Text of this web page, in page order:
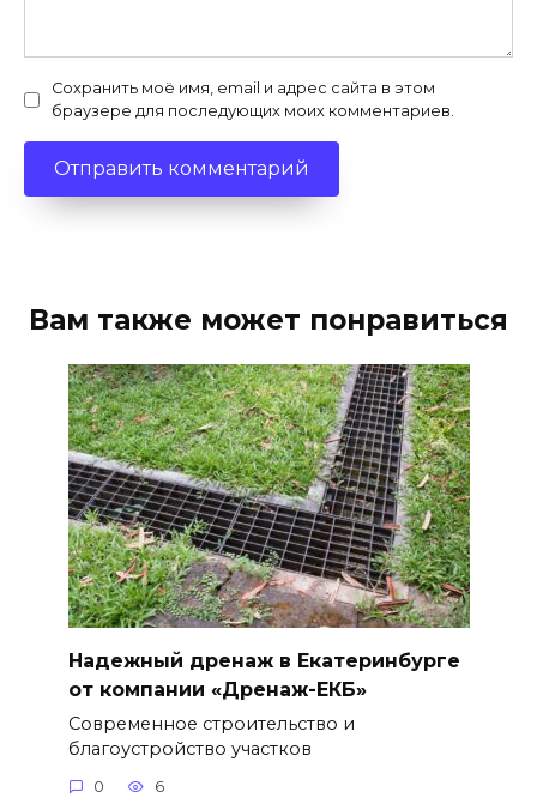
Сохранить моё имя, email и адрес сайта в этом
браузере для последующих моих комментариев.
Вам также может понравиться
Надежный дренаж в Екатеринбурге
от компании «Дренаж-ЕКБ»
Современное строительство и
благоустройство участков
0 6